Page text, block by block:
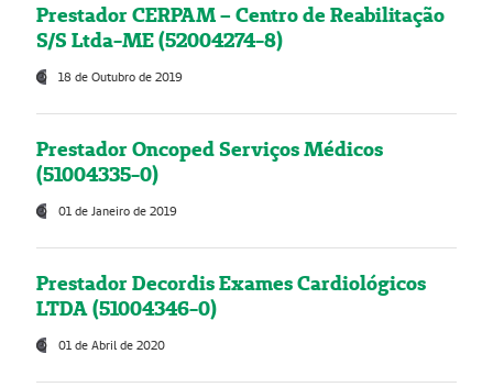
Prestador CERPAM – Centro de Reabilitação
S/S Ltda-ME (52004274-8)
18 de Outubro de 2019
Prestador Oncoped Serviços Médicos
(51004335-0)
01 de Janeiro de 2019
Prestador Decordis Exames Cardiológicos
LTDA (51004346-0)
01 de Abril de 2020